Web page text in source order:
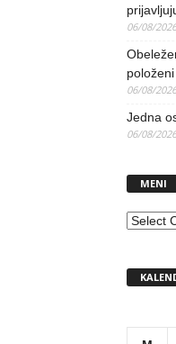
06/08/2026
06/08/2026
Jedna
06/08/2026
MENI
MENI